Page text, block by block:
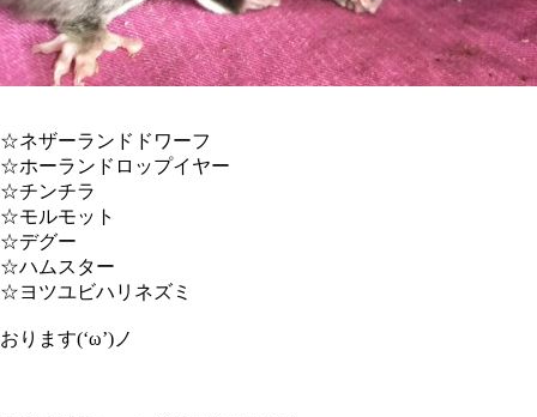
☆ネザーランドドワーフ
☆ホーランドロップイヤー
☆チンチラ
☆モルモット
☆デグー
☆ハムスター
☆ヨツユビハリネズミ
おります(‘ω’)ノ